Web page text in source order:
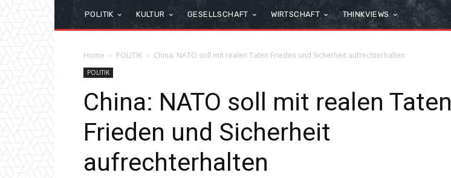
POLITIK KULTUR GESELLSCHAFT WIRTSCHAFT THINKVIEWS
Home POLITIK China: NATO soll mit realen Taten Frieden und Sicherheit aufrechterhalten
POLITIK
China: NATO soll mit realen Taten
Frieden und Sicherheit
aufrechterhalten